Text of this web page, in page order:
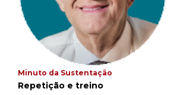
Minuto da Sustentação
Repetição e treino